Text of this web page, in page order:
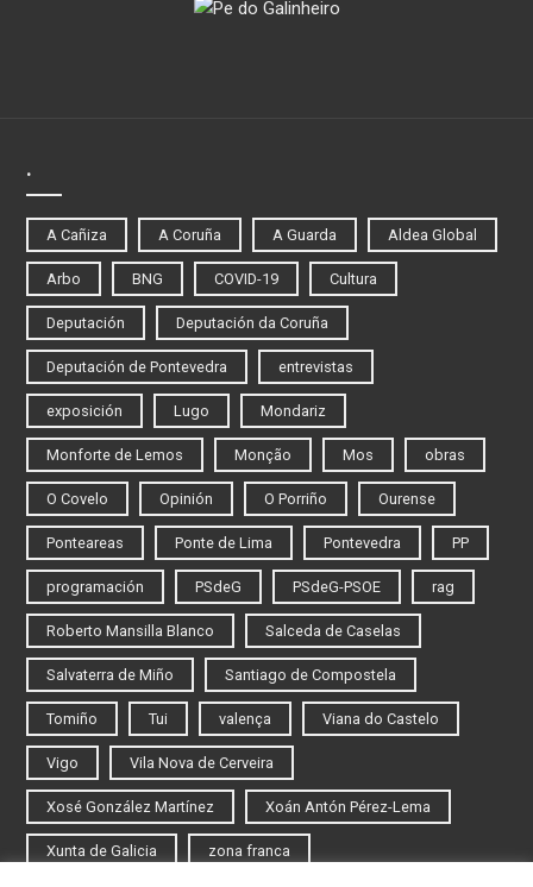
.
A Cañiza A Coruña A Guarda Aldea Global
Arbo BNG COVID-19 Cultura
Deputación Deputación da Coruña
Deputación de Pontevedra entrevistas
exposición Lugo Mondariz
Monforte de Lemos Monção Mos obras
O Covelo Opinión O Porriño Ourense
Ponteareas Ponte de Lima Pontevedra PP
programación PSdeG PSdeG-PSOE rag
Roberto Mansilla Blanco Salceda de Caselas
Salvaterra de Miño Santiago de Compostela
Tomiño Tui valença Viana do Castelo
Vigo Vila Nova de Cerveira
Xosé González Martínez Xoán Antón Pérez-Lema
Xunta de Galicia zona franca